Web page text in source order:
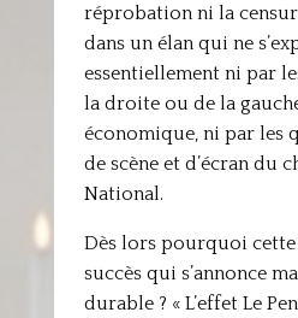
réprobation ni la
dans un élan qui ne
essentiellement ni par
la droite ou de la
économique, ni par les
de scène et d’écran du
National.
Dès lors pourquoi cette
succès qui s’annonce
durable ? « L’effet Le